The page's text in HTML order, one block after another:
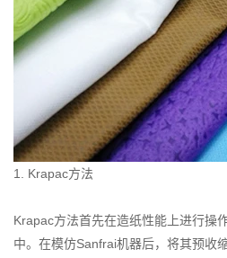
1. Krapac方法
Krapac方法首先在造纸性能上进行操
中。在模仿Sanfrai机器后，将其预收